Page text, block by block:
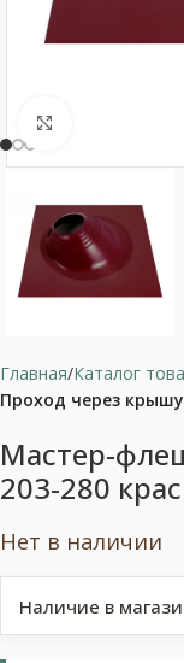
Главная Каталог
Проход через
Мастер-
203-280
Нет в наличии
Наличие в